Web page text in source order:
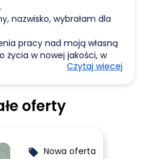
nazwisko, wybrałam dla
pracy nad moją własną
życia w nowej jakości, w
z zewnątrz.
i zakorzenić
a nie w tym, co
drogi wyjścia z
wyjścia.
Czytaj więcej
oferty
local_offer Nowa oferta